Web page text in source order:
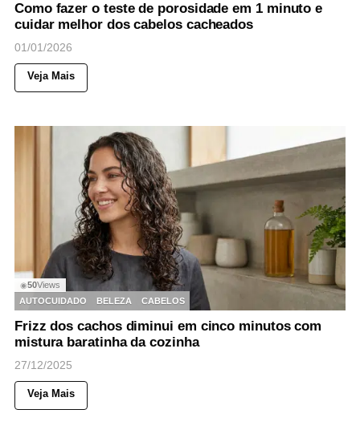
Como fazer o teste de porosidade em 1 minuto e
cuidar melhor dos cabelos cacheados
01/01/2026
Veja Mais
◉50Views
AUTOCUIDADO
BELEZA CABELOS
Frizz dos cachos diminui em cinco minutos com
mistura baratinha da cozinha
27/12/2025
Veja Mais